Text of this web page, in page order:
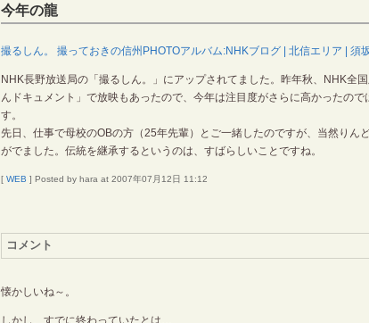
今年の龍
撮るしん。 撮っておきの信州PHOTOアルバム:NHKブログ | 北信エリア | 須
NHK長野放送局の「撮るしん。」にアップされてました。昨年秋、NHK全
んドキュメント」で放映もあったので、今年は注目度がさらに高かったので
す。
先日、仕事で母校のOBの方（25年先輩）とご一緒したのですが、当然りん
がでました。伝統を継承するというのは、すばらしいことですね。
[ WEB ] Posted by hara at 2007年07月12日 11:12
コメント
懐かしいね～。
しかし、すでに終わっていたとは…